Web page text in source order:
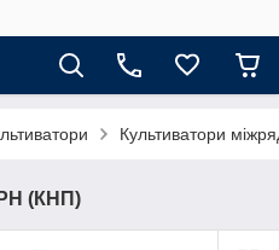
Культиватори
(КНП)